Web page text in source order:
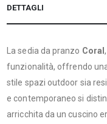
DETTAGLI
La sedia da pranzo Coral
funzionalità, offrendo
stile spazi outdoor sia
e contemporaneo si
arricchita da un cuscino